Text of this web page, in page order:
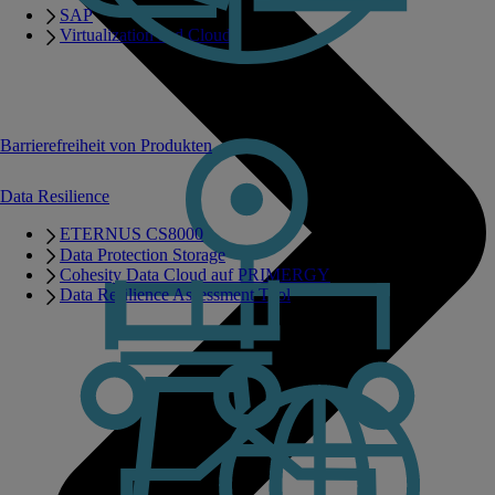
SAP
Virtualization and Cloud
Data Resilience
ETERNUS CS8000
Data Protection Storage
Cohesity Data Cloud auf PRIMERGY
Data Resilience Assessment Tool
Barrierefreiheit von Produkten